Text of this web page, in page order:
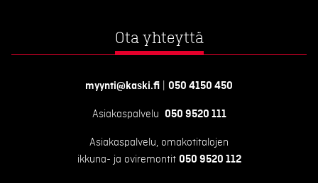
Ota yhteyttä
myynti@kaski.fi 050 4150 450
Asiakaspalvelu 050 9520 111
Asiakaspalvelu, omakotitalojen
ikkuna- ja oviremontit 050 9520 112